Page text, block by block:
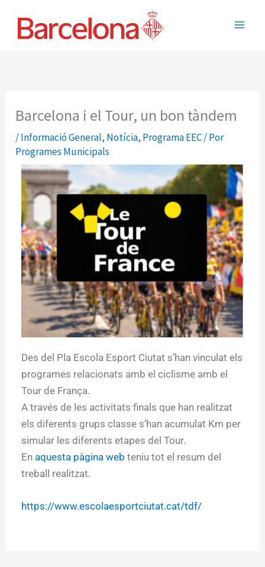
contenido
Barcelona i el Tour, un bon tàndem
/Informació General, Notícia, Programa EEC/ Por
Programes Municipals
Des del Pla Escola Esport Ciutat s’han vinculat els
programes relacionats amb el ciclisme amb el
Tour de França.
A través de les activitats finals que han realitzat
els diferents grups classe s’han acumulat Km per
simular les diferents etapes del Tour.
En aquesta pàgina web teniu tot el resum del
treball realitzat.
https://www.escolaesportciutat.cat/tdf/